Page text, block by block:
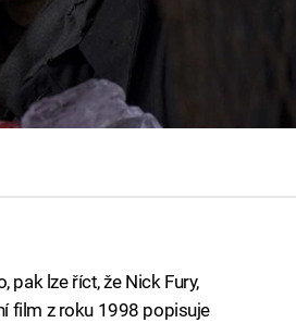
pak lze říct, že Nick Fury,
film z roku 1998 popisuje